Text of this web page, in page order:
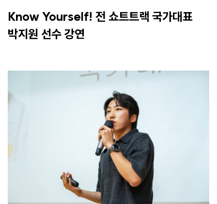
Know Yourself! 전 쇼트트랙 국가대표
박지원 선수 강연